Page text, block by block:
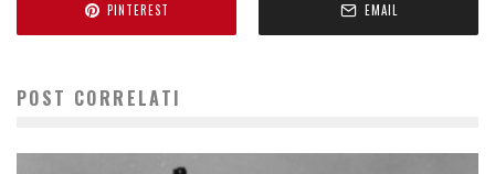
PINTEREST EMAIL
POST CORRELATI